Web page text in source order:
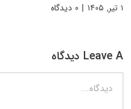
۱ تیر, ۱۴۰۵ | ۰ دیدگاه
Leave A دیدگاه
دیدگاه